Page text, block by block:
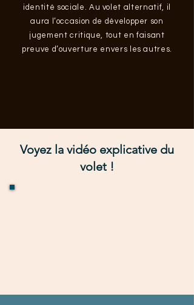
identité sociale. Au volet alternatif, il
aura l’occasion de développer son
jugement critique, tout en faisant
preuve d’ouverture envers les autres.
Voyez la vidéo explicative du
volet !